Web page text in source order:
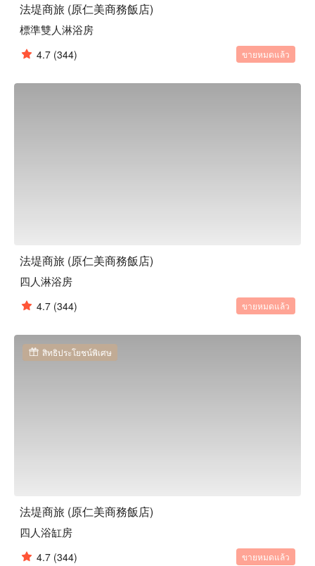
法堤商旅 (原仁美商務飯店)
標準雙人淋浴房
4.7 (344) ขายหมดแล้ว
法堤商旅 (原仁美商務飯店)
四人淋浴房
4.7 (344) ขายหมดแล้ว
สิทธิประโยชน์พิเศษ
法堤商旅 (原仁美商務飯店)
四人浴缸房
4.7 (344) ขายหมดแล้ว